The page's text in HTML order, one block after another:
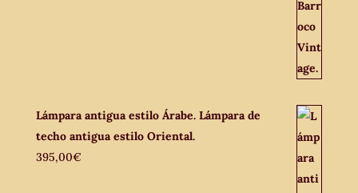
Lámpara antigua estilo Árabe. Lámpara de
techo antigua estilo Oriental.
395,00€